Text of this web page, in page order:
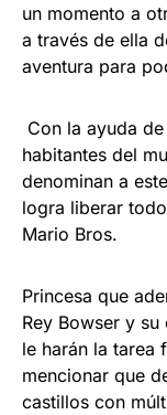
un momento a
a través de ella
aventura para
Con la ayuda
habitantes del
denominan a
logra liberar
Mario Bros.
Princesa que
Rey Bowser y
le harán la tarea
mencionar que
castillos con